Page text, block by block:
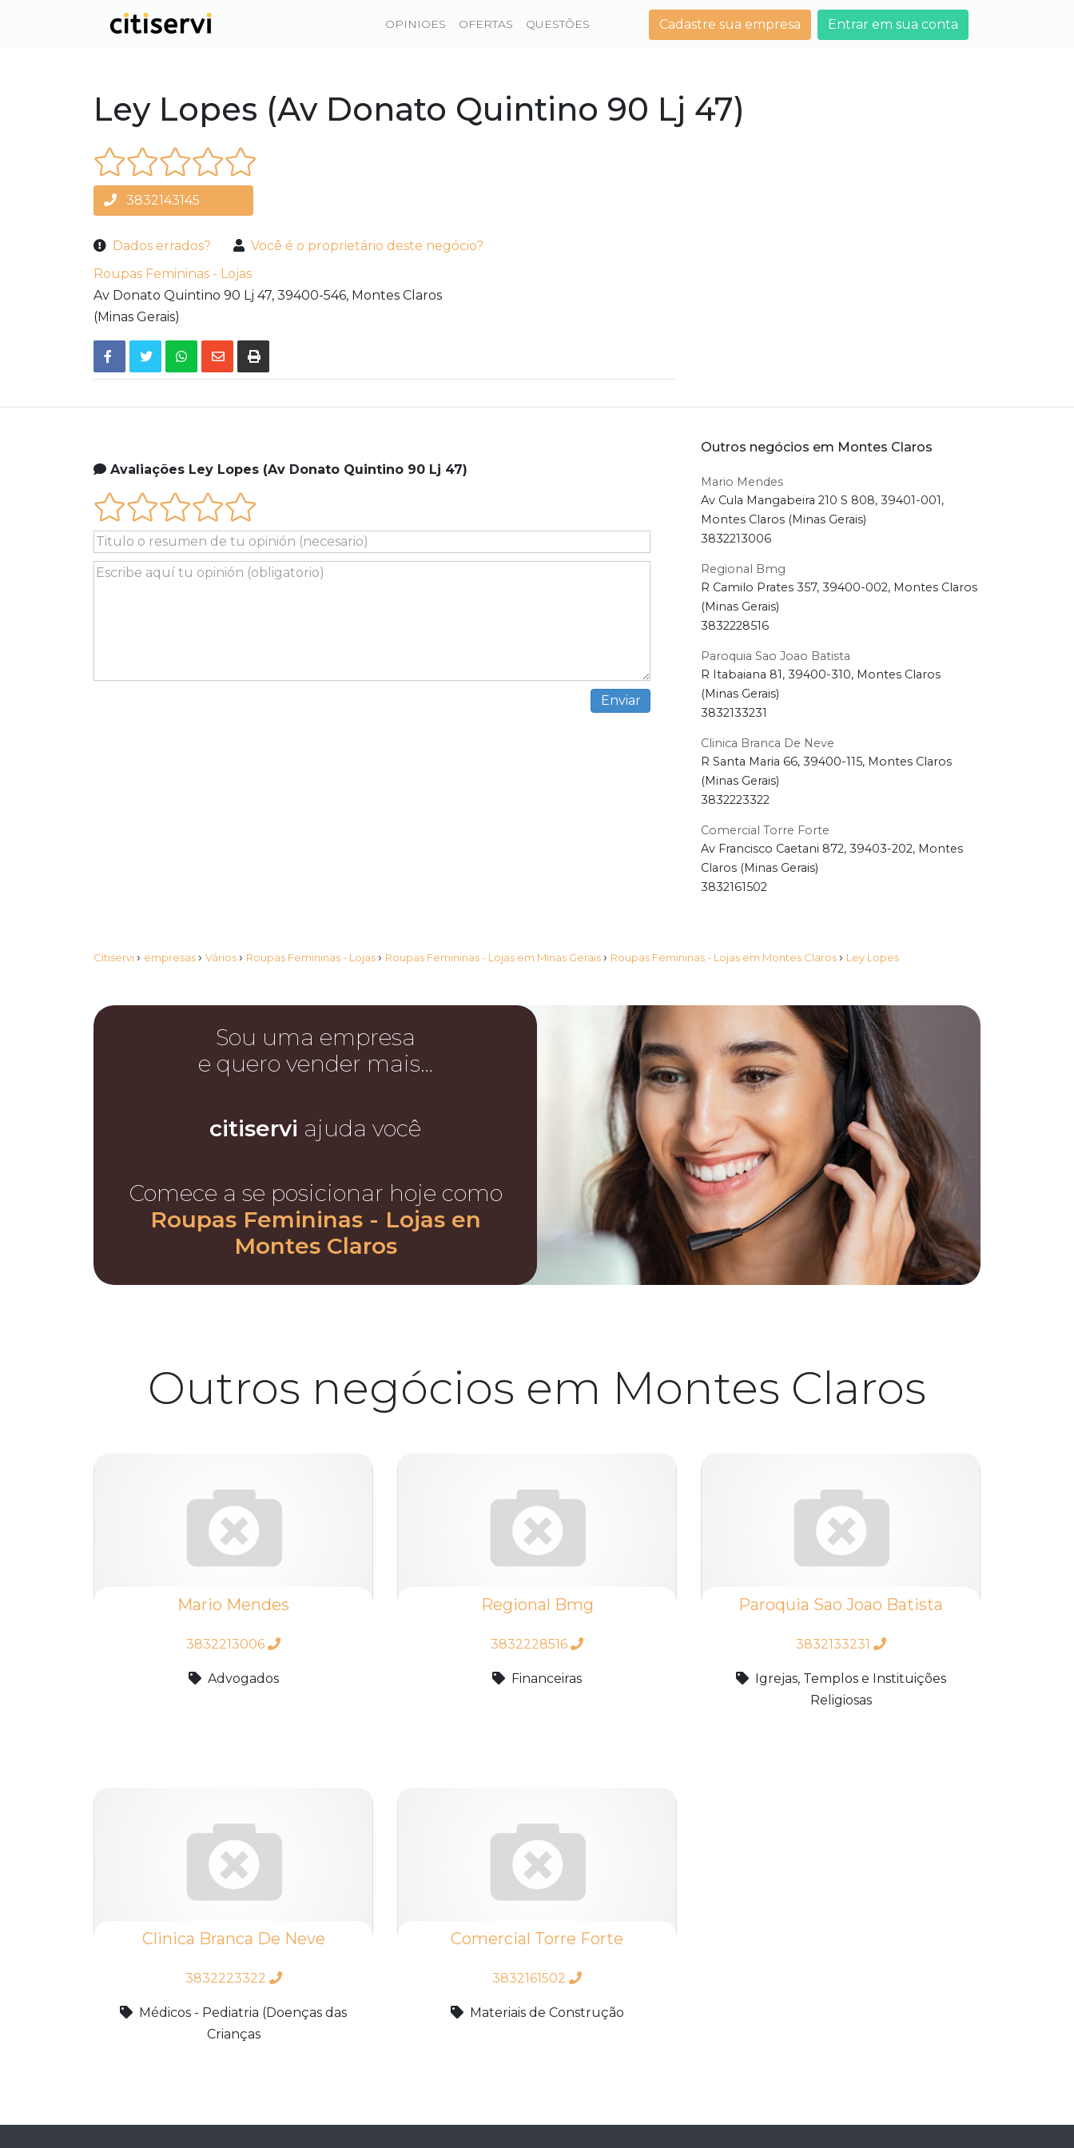
OPINIOES OFERTAS QUESTÕES Cadastre sua empresa Entrar em sua conta
Ley Lopes (Av Donato Quintino 90 Lj 47)
3832143145
Dados errados?
Você é o proprietário deste negócio?
Roupas Femininas - Lojas
Av Donato Quintino 90 Lj 47, 39400-546, Montes Claros
(Minas Gerais)
Avaliações Ley Lopes (Av Donato Quintino 90 Lj 47)
Outros negócios em Montes Claros
Mario Mendes
Av Cula Mangabeira 210 S 808, 39401-001,
Montes Claros (Minas Gerais)
3832213006
Regional Bmg
R Camilo Prates 357, 39400-002, Montes Claros
(Minas Gerais)
3832228516
Paroquia Sao Joao Batista
R Itabaiana 81, 39400-310, Montes Claros
(Minas Gerais)
3832133231
Clinica Branca De Neve
R Santa Maria 66, 39400-115, Montes Claros
(Minas Gerais)
3832223322
Comercial Torre Forte
Av Francisco Caetani 872, 39403-202, Montes
Claros (Minas Gerais)
3832161502
Citiservi › empresas › Vários › Roupas Femininas - Lojas › Roupas Femininas - Lojas em Minas Gerais › Roupas Femininas - Lojas em Montes Claros › Ley Lopes
Sou uma empresa
e quero vender mais…
citiservi ajuda você
Comece a se posicionar hoje como
Roupas Femininas - Lojas en
Montes Claros
Outros negócios em Montes Claros
Mario Mendes
3832213006
Advogados
Regional Bmg
3832228516
Financeiras
Paroquia Sao Joao Batista
3832133231
Igrejas, Templos e Instituições
Religiosas
Clinica Branca De Neve
3832223322
Médicos - Pediatria (Doenças das
Crianças
Comercial Torre Forte
3832161502
Materiais de Construção